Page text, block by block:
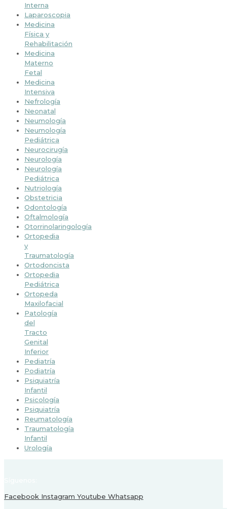
Interna
Laparoscopia
Medicina
Física y
Rehabilitación
Medicina
Materno
Fetal
Medicina
Intensiva
Nefrología
Neonatal
Neumología
Neumología
Pediátrica
Neurocirugía
Neurología
Neurología
Pediátrica
Nutriología
Obstetricia
Odontología
Oftalmología
Otorrinolaringología
Ortopedia
y
Traumatología
Ortodoncista
Ortopedia
Pediátrica
Ortopeda
Maxilofacial
Patología
del
Tracto
Genital
Inferior
Pediatría
Podiatría
Psiquiatría
Infantil
Psicología
Psiquiatría
Reumatología
Traumatología
Infantil
Urología
Facebook Instagram Youtube Whatsapp